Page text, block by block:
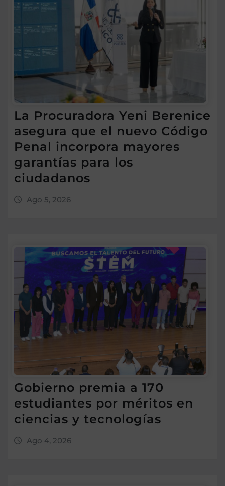
La Procuradora Yeni Berenice
asegura que el nuevo Código
Penal incorpora mayores
garantías para los
ciudadanos
Ago 5, 2026
Gobierno premia a 170
estudiantes por méritos en
ciencias y tecnologías
Ago 4, 2026